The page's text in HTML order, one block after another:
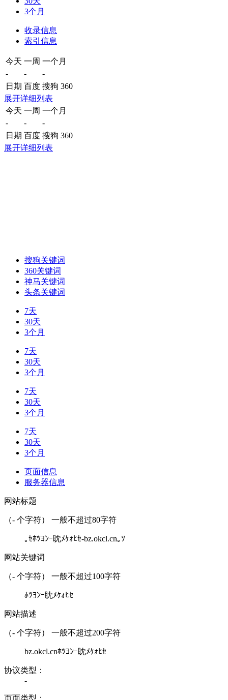
3个月
收录信息
索引信息
今天 一周 一个月
-
-
-
日期 百度 搜狗 360
展开详细列表
今天 一周 一个月
-
-
-
日期 百度 搜狗 360
展开详细列表
搜狗关键词
360关键词
神马关键词
头条关键词
7天
30天
3个月
7天
30天
3个月
7天
30天
3个月
7天
30天
3个月
页面信息
服务器信息
网站标题
（- 个字符） 一般不超过80字符
｡ｾﾎﾂﾖﾝｰ眈ﾒｹｫﾋｾ-bz.okcl.cn｡ｿ
网站关键词
（- 个字符） 一般不超过100字符
ﾎﾂﾖﾝｰ眈ﾒｹｫﾋｾ
网站描述
（- 个字符） 一般不超过200字符
bz.okcl.cnﾎﾂﾖﾝｰ眈ﾒｹｫﾋｾ
协议类型：
-
页面类型：